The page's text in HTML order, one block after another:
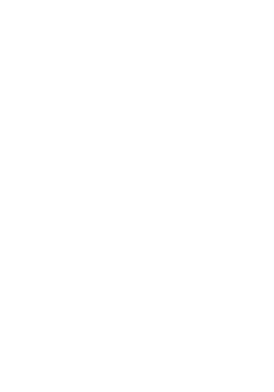
田駅の美容室紹介